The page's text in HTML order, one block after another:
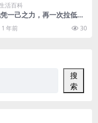
活百科
一己之力，再一次拉低了
1 年前 30
搜
索